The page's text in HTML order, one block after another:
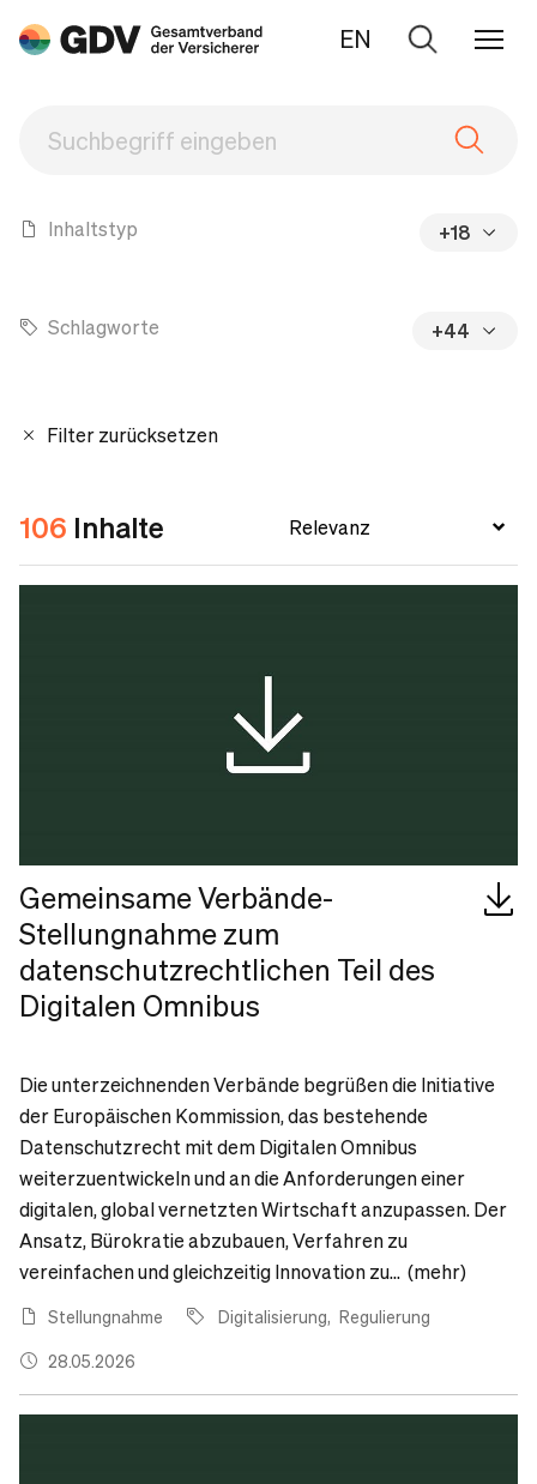
EN
Zur
Inhaltstyp +18
Schlagworte +44
Filter zurücksetzen
106 Inhalte
Gemeinsame Verbände-
Stellungnahme zum
datenschutzrechtlichen Teil des
Digitalen Omnibus
Die unterzeichnenden Verbände begrüßen die Initiative
der Europäischen Kommission, das bestehende
Datenschutzrecht mit dem Digitalen Omnibus
weiterzuentwickeln und an die Anforderungen einer
digitalen, global vernetzten Wirtschaft anzupassen. Der
Ansatz, Bürokratie abzubauen, Verfahren zu
vereinfachen und gleichzeitig Innovation zu... (mehr)
Stellungnahme Digitalisierung Regulierung
28.05.2026